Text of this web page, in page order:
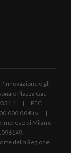
e gli
Piazza Gae
| PEC
€ i.v. |
Imprese di Milano
della Regione